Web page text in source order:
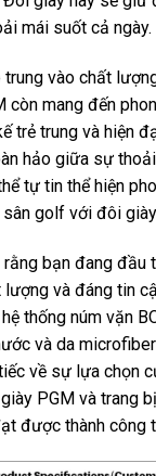
mái suốt cả ngày.
trung vào chất
còn mang đến
trẻ trung và hiện
hảo giữa sự
tự tin thể hiện
golf với đôi
bạn đang đầu
và đáng tin
thống núm vặn
và da
về sự lựa chọn
PGM và trang
được thành công